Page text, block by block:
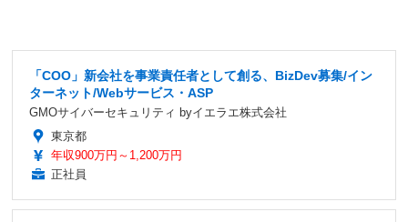
「COO」新会社を事業責任者として創る、BizDev募集/イン
ターネット/Webサービス・ASP
GMOサイバーセキュリティ byイエラエ株式会社
東京都
年収900万円～1,200万円
正社員